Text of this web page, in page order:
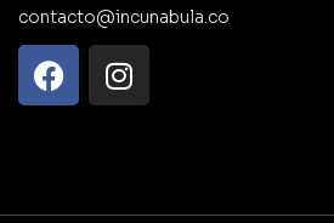
contacto@incunabula.co